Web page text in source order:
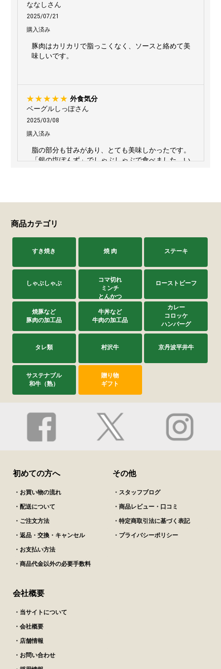
ななしさん
2025/07/21
購入済み
豚肉はカリカリで脂っこくなく、ソースと絡めて美
味しいです。
外食気分
ベーグルしっぽさん
2025/03/08
購入済み
脂の部分も甘みがあり、とても美味しかったです。
「銀の塩ぽんず」でしゃぶしゃぶで食べました。い
キーちゃんさん
購入済み
初めて豚を買いました。油らみが多いなぁと思いな
りしていて甘みがありとても美味しくよばれまし
た。また通販があれば買いたいです。ご馳走様でし
た。
購入済み
2024/05/27
こんにちは、千代幻豚柔らかくて凄く美味しかった
です
量も多く半分はアスパラガスや新玉ねぎをまいたり
して頂きました。
かおり さん
油が甘くて美味しいと喜んでくれました
千代幻豚のトンカツが凄く美味しいので、いつかこ
ちらも出してくれると嬉しいです
商品カテゴリ
すき焼き 焼 肉 ステーキ
しゃぶしゃぶ
コマ切れ
ミンチ
とんかつ
ローストビーフ
焼豚など
豚肉の加工品
牛丼など
牛肉の加工品
カレー
コロッケ
ハンバーグ
タレ類 村沢牛 京丹波平井牛
サステナブル
和牛（熟）
贈り物
ギフト
初めての方へ
・お買い物の流れ
・配送について
・ご注文方法
・返品・交換・キャンセル
・お支払い方法
・商品代金以外の必要手数料
その他
・スタッフブログ
・商品レビュー・口コミ
・特定商取引法に基づく表記
・プライバシーポリシー
会社概要
・当サイトについて
・会社概要
・店舗情報
・お問い合わせ